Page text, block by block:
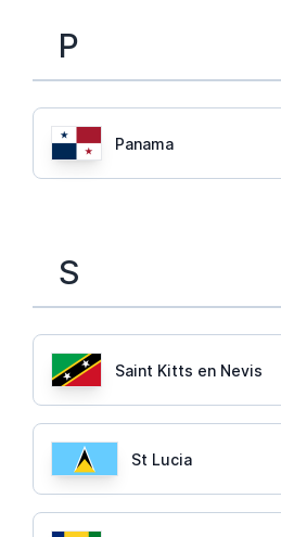
P
Panama
S
Saint Kitts en Nevis
St Lucia